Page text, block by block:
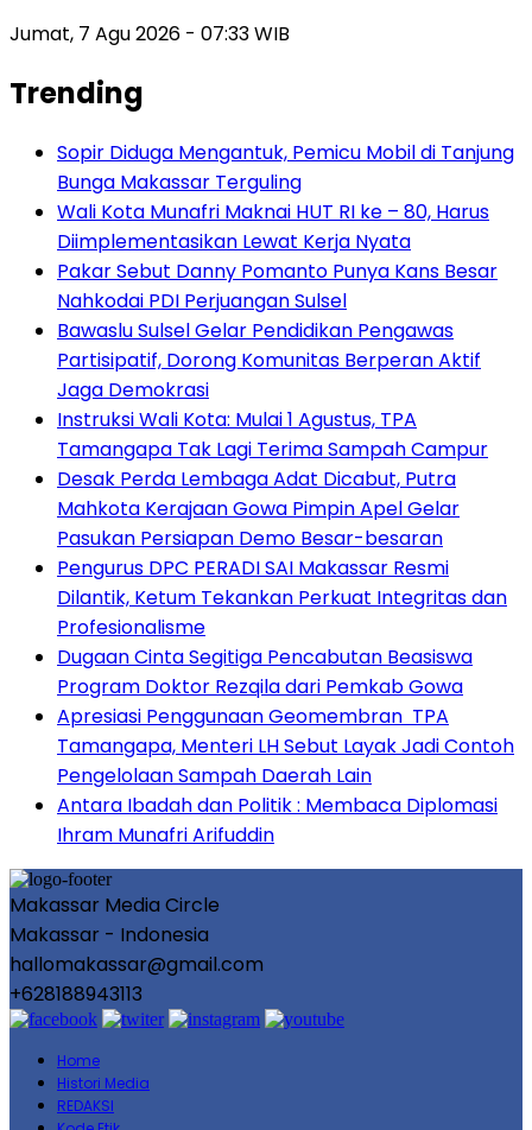
Jumat, 7 Agu 2026 - 07:33 WIB
Trending
Sopir Diduga Mengantuk, Pemicu Mobil di Tanjung
Bunga Makassar Terguling
Wali Kota Munafri Maknai HUT RI ke – 80, Harus
Diimplementasikan Lewat Kerja Nyata
Pakar Sebut Danny Pomanto Punya Kans Besar
Nahkodai PDI Perjuangan Sulsel
Bawaslu Sulsel Gelar Pendidikan Pengawas
Partisipatif, Dorong Komunitas Berperan Aktif
Jaga Demokrasi
Instruksi Wali Kota: Mulai 1 Agustus, TPA
Tamangapa Tak Lagi Terima Sampah Campur
Desak Perda Lembaga Adat Dicabut, Putra
Mahkota Kerajaan Gowa Pimpin Apel Gelar
Pasukan Persiapan Demo Besar-besaran
Pengurus DPC PERADI SAI Makassar Resmi
Dilantik, Ketum Tekankan Perkuat Integritas dan
Profesionalisme
Dugaan Cinta Segitiga Pencabutan Beasiswa
Program Doktor Rezqila dari Pemkab Gowa
Apresiasi Penggunaan Geomembran TPA
Tamangapa, Menteri LH Sebut Layak Jadi Contoh
Pengelolaan Sampah Daerah Lain
Antara Ibadah dan Politik : Membaca Diplomasi
Ihram Munafri Arifuddin
Makassar Media Circle
Makassar - Indonesia
hallomakassar@gmail.com
+628188943113
Home
Histori Media
REDAKSI